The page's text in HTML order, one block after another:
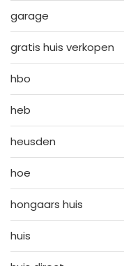
garage
gratis huis verkopen
hbo
heb
heusden
hoe
hongaars huis
huis